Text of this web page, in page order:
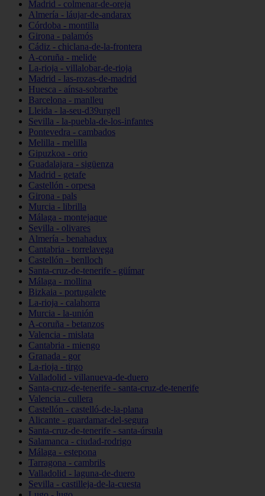
Madrid - colmenar-de-oreja
Almería - láujar-de-andarax
Córdoba - montilla
Girona - palamós
Cádiz - chiclana-de-la-frontera
A-coruña - melide
La-rioja - villalobar-de-rioja
Madrid - las-rozas-de-madrid
Huesca - aínsa-sobrarbe
Barcelona - manlleu
Lleida - la-seu-d39urgell
Sevilla - la-puebla-de-los-infantes
Pontevedra - cambados
Melilla - melilla
Gipuzkoa - orio
Guadalajara - sigüenza
Madrid - getafe
Castellón - orpesa
Girona - pals
Murcia - librilla
Málaga - montejaque
Sevilla - olivares
Almería - benahadux
Cantabria - torrelavega
Castellón - benlloch
Santa-cruz-de-tenerife - güímar
Málaga - mollina
Bizkaia - portugalete
La-rioja - calahorra
Murcia - la-unión
A-coruña - betanzos
Valencia - mislata
Cantabria - miengo
Granada - gor
La-rioja - tirgo
Valladolid - villanueva-de-duero
Santa-cruz-de-tenerife - santa-cruz-de-tenerife
Valencia - cullera
Castellón - castelló-de-la-plana
Alicante - guardamar-del-segura
Santa-cruz-de-tenerife - santa-úrsula
Salamanca - ciudad-rodrigo
Málaga - estepona
Tarragona - cambrils
Valladolid - laguna-de-duero
Sevilla - castilleja-de-la-cuesta